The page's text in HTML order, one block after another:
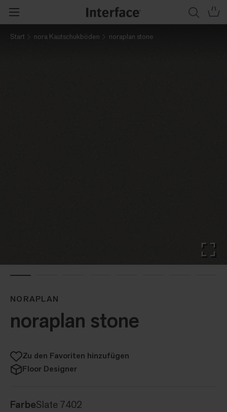
Start nora Kautschukböden noraplan stone
NORAPLAN
noraplan stone
Zu den Favoriten hinzufügen
Floor Designer
FarbeSlate 7402